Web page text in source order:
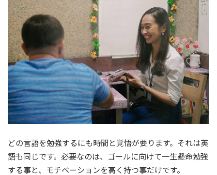
どの言語を勉強するにも時間と覚悟が要ります。それは英
語も同じです。必要なのは、ゴールに向けて一生懸命勉強
する事と、モチベーションを高く持つ事だけです。